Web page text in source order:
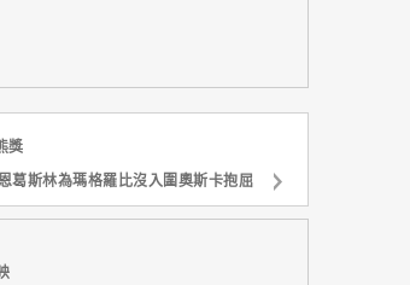
獎
葛斯林為瑪格羅比沒入圍奧斯卡抱屈